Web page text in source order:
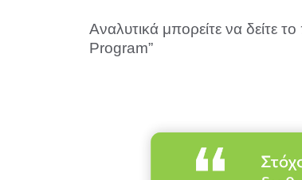
Αναλυτικά μπορείτε να δείτε
Program”